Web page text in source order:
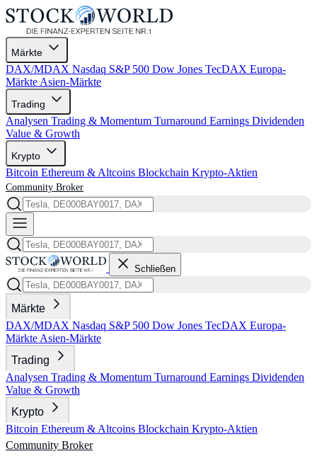
Märkte
DAX/MDAX Nasdaq S&P 500 Dow Jones TecDAX Europa-
Märkte Asien-Märkte
Trading
Analysen Trading & Momentum Turnaround Earnings Dividenden
Value & Growth
Krypto
Bitcoin Ethereum & Altcoins Blockchain Krypto-Aktien
Community Broker
Schließen
Märkte
DAX/MDAX Nasdaq S&P 500 Dow Jones TecDAX Europa-
Märkte Asien-Märkte
Trading
Analysen Trading & Momentum Turnaround Earnings Dividenden
Value & Growth
Krypto
Bitcoin Ethereum & Altcoins Blockchain Krypto-Aktien
Community Broker